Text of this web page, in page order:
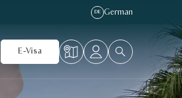
DE German
E-Visa